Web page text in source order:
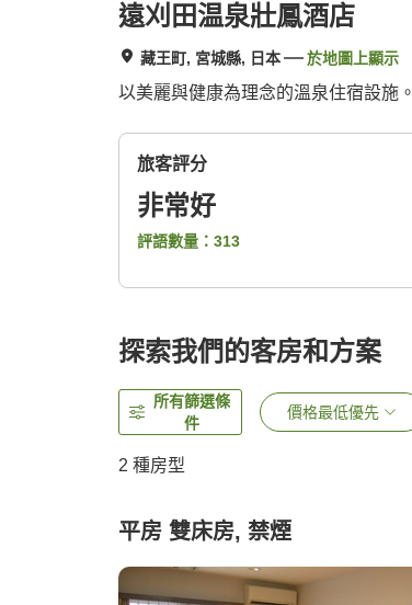
遠刈田温泉壯鳳酒店
藏王町, 宮城縣, 日本 於地圖上顯示
以美麗與健康為理念的溫泉住宿設施。
旅客評分
非常好
評語數量： 313
探索我們的客房和方案
所有篩選條
件
價格最低優先
2 種房型
平房 雙床房, 禁煙